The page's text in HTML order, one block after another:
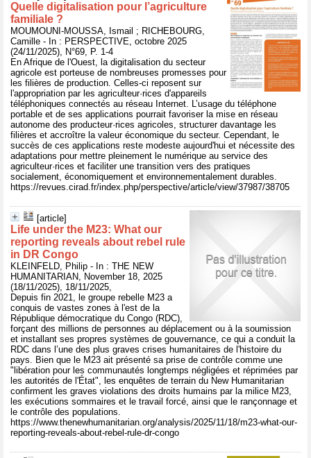
Quelle digitalisation pour l’agriculture
familiale ?
MOUMOUNI-MOUSSA, Ismail ; RICHEBOURG,
Camille - In : PERSPECTIVE, octobre 2025
(24/11/2025), N°69, P. 1-4
En Afrique de l'Ouest, la digitalisation du secteur
agricole est porteuse de nombreuses promesses pour
les filières de production. Celles-ci reposent sur
l'appropriation par les agriculteur·rices d'appareils
téléphoniques connectés au réseau Internet. L’usage du téléphone
portable et de ses applications pourrait favoriser la mise en réseau
autonome des producteur·rices agricoles, structurer davantage les
filières et accroître la valeur économique du secteur. Cependant, le
succès de ces applications reste modeste aujourd'hui et nécessite des
adaptations pour mettre pleinement le numérique au service des
agriculteur·rices et faciliter une transition vers des pratiques
socialement, économiquement et environnementalement durables.
https://revues.cirad.fr/index.php/perspective/article/view/37987/38705
[article]
Life under the M23: What our
reporting reveals about rebel rule
in DR Congo
KLEINFELD, Philip - In : THE NEW
HUMANITARIAN, November 18, 2025
(18/11/2025), 18/11/2025,
Depuis fin 2021, le groupe rebelle M23 a
conquis de vastes zones à l'est de la
République démocratique du Congo (RDC),
forçant des millions de personnes au déplacement ou à la soumission
et installant ses propres systèmes de gouvernance, ce qui a conduit la
RDC dans l’une des plus graves crises humanitaires de l'histoire du
pays. Bien que le M23 ait présenté sa prise de contrôle comme une
"libération pour les communautés longtemps négligées et réprimées par
les autorités de l'État", les enquêtes de terrain du New Humanitarian
confirment les graves violations des droits humains par la milice M23,
les exécutions sommaires et le travail forcé, ainsi que le rançonnage et
le contrôle des populations.
https://www.thenewhumanitarian.org/analysis/2025/11/18/m23-what-our-
reporting-reveals-about-rebel-rule-dr-congo